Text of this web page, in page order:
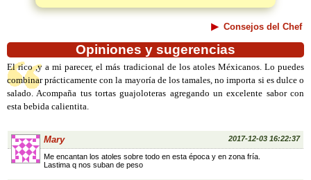
Consejos del Chef
Opiniones y sugerencias
El rico ,y a mi parecer, el más tradicional de los atoles Méxicanos. Lo puedes
combinar prácticamente con la mayoría de los tamales, no importa si es dulce o
salado. Acompaña tus tortas guajoloteras agregando un excelente sabor con
esta bebida calientita.
Mary 2017-12-03 16:22:37
Me encantan los atoles sobre todo en esta época y en zona fría.
Lastima q nos suban de peso